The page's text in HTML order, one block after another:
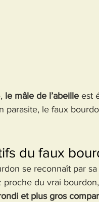
le mâle de l’abeille est
parasite, le faux
du faux
se reconnaît par
proche du vrai
et plus gros